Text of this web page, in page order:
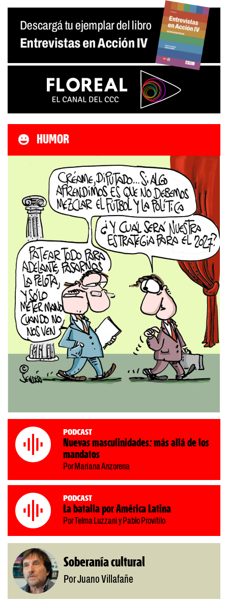
HUMOR
Podcast
Nuevas masculinidades: más allá de los
mandatos
Por Mariana Anzorena
Podcast
La batalla por América Latina
Por Telma Luzzani y Pablo Provitilo
Soberanía cultural
Por Juano Villafañe